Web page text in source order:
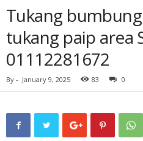
Tukang
tukang paip area
01112281672
By - January 9, 2025 83 0